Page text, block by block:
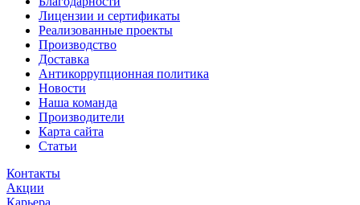
Лицензии и сертификаты
Реализованные проекты
Производство
Доставка
Антикоррупционная политика
Новости
Наша команда
Производители
Карта сайта
Статьи
Контакты
Акции
Карьера